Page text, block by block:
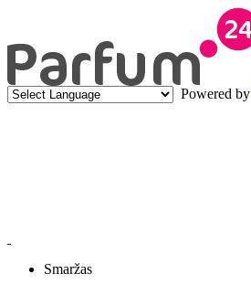
Powered by
Smaržas